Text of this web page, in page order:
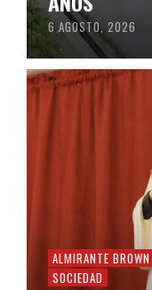
6 AGOSTO, 2026
ALMIRANTE BROWN
SOCIEDAD